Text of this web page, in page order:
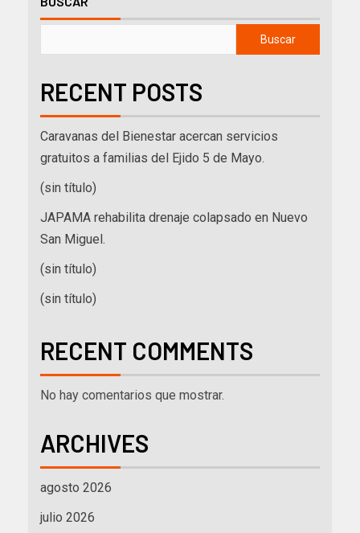
Buscar
RECENT POSTS
Caravanas del Bienestar acercan servicios
gratuitos a familias del Ejido 5 de Mayo.
(sin título)
JAPAMA rehabilita drenaje colapsado en Nuevo
San Miguel.
(sin título)
(sin título)
RECENT COMMENTS
No hay comentarios que mostrar.
ARCHIVES
agosto 2026
julio 2026